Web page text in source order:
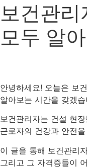
보건관
모두 알
안녕하세요! 오늘은 보
알아보는 시간을 갖겠습
보건관리자는 건설 현
근로자의 건강과 안전
이 글을 통해 보건관리
그리고 그 자격증들이